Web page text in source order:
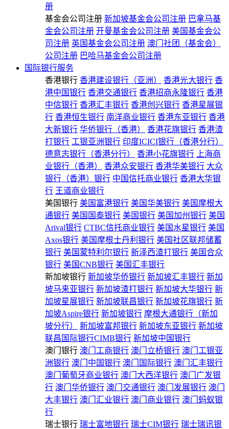
册
基金会公司注册 新加坡基金会公司注册 巴拿马基
金会公司注册 开曼基金会公司注册 美国基金会公
司注册 英国基金会公司注册 澳门社团（基金会）
公司注册 巴哈马基金会公司注册
国际银行服务
香港银行 香港建设银行（亚洲） 香港光大银行 香
港中国银行 香港交通银行 香港招商永隆银行 香港
中信银行 香港汇丰银行 香港创兴银行 香港星展银
行 香港恒生银行 南洋商业银行 香港东亚银行 香港
大新银行 华侨银行（香港） 香港花旗银行 香港渣
打银行 工银亚洲银行 印度ICICI银行（香港分行）
德意志银行（香港分行）
香港小花旗银行
上海商
业银行（香港）
香港众安银行 香港华美银行 大众
银行（香港）银行 中国信托商业银行 香港大华银
行 王道商业银行
美国银行 美国富港银行 美国华美银行 美国摩根大
通银行 美国国泰银行 美国银行 美国加州银行 美国
Arival银行 CTBC信托商业银行 美国水星银行 美国
Axos银行 美国摩根士丹利银行 美国社区联邦储蓄
银行 美国蒙特利尔银行 新泽西渣打银行 美国合众
银行 美国CNB银行 美国汇丰银行
新加坡银行 新加坡华侨银行 新加坡汇丰银行 新加
坡马来亚银行 新加坡渣打银行 新加坡大华银行 新
加坡星展银行 新加坡联昌银行 新加坡花旗银行 新
加坡Aspire银行 新加坡银行 摩根大通银行（新加
坡分行）
新加坡富邦银行 新加坡东亚银行 新加坡
联昌国际银行CIMB银行 新加坡中国银行
澳门银行 澳门工商银行 澳门立桥银行 澳门工银亚
洲银行 澳门中国银行 澳门国际银行 澳门汇丰银行
澳门葡萄牙商业银行 澳门大西洋银行 澳门广发银
行 澳门华侨银行 澳门交通银行 澳门发展银行 澳门
大丰银行 澳门汇业银行 澳门商业银行 澳门蚂蚁银
行
瑞士银行 瑞士富地银行 瑞士CIM银行 瑞士瑞讯银